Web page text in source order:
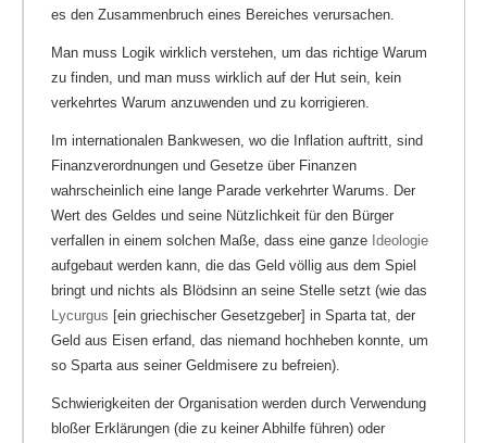
es den Zusammenbruch eines Bereiches verursachen.
Man muss Logik wirklich verstehen, um das richtige Warum
zu finden, und man muss wirklich auf der Hut sein, kein
verkehrtes Warum anzuwenden und zu korrigieren.
Im internationalen Bankwesen, wo die Inflation auftritt, sind
Finanzverordnungen und Gesetze über Finanzen
wahrscheinlich eine lange Parade verkehrter Warums. Der
Wert des Geldes und seine Nützlichkeit für den Bürger
verfallen in einem solchen Maße, dass eine ganze Ideologie
aufgebaut werden kann, die das Geld völlig aus dem Spiel
bringt und nichts als Blödsinn an seine Stelle setzt (wie das
Lycurgus [ein griechischer Gesetzgeber] in Sparta tat, der
Geld aus Eisen erfand, das niemand hochheben konnte, um
so Sparta aus seiner Geldmisere zu befreien).
Schwierigkeiten der Organisation werden durch Verwendung
bloßer Erklärungen (die zu keiner Abhilfe führen) oder